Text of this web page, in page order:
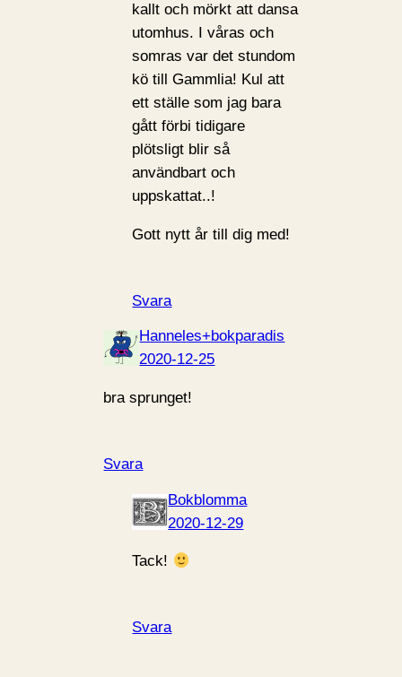
kallt och mörkt att dansa
utomhus. I våras och
somras var det stundom
kö till Gammlia! Kul att
ett ställe som jag bara
gått förbi tidigare
plötsligt blir så
användbart och
uppskattat..!
Gott nytt år till dig med!
Svara
Hanneles+bokparadis
2020-12-25
bra sprunget!
Svara
Bokblomma
2020-12-29
Tack!
Svara